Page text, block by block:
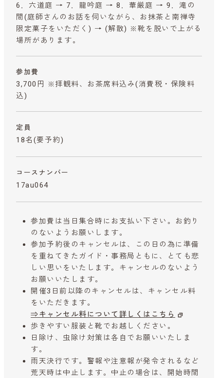
6．六道庭 → 7．龍吟庭 → 8．華厳庭 → 9．滝の
間(庭師さんのお話を伺いながら、お抹茶と南禅寺
限定菓子をいただく) → (解散) ※靴を脱いで上がる
場所があります。
参加費
3,700円 ※拝観料、お茶席料込み(消費税・保険料
込)
定員
18名(要予約)
コースナンバー
17au064
参加費は当日集合時にお支払い下さい。お釣り
のないようお願いします。
参加予約後のキャンセルは、この日の為に準備
を重ねてきたガイド・事務局ともに、とても悲
しい思いをいたします。キャンセルのないよう
お願いいたします。
開催3日前以降のキャンセルは、キャンセル料
をいただきます。
⇒キャンセル料について詳しくはこちら
歩きやすい服装と靴でお越しください。
日除け、虫除け対策は各自でお願いいたしま
す。
雨天決行です。警報や注意報が発令されるなど
荒天時は中止します。中止の場合は、開始時間